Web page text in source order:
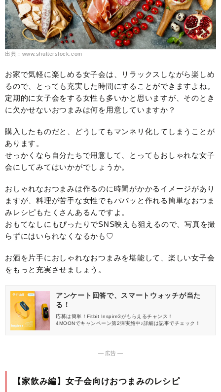
出典：www.shutterstock.com
お家で気軽に楽しめる女子会は、リラックスしながら楽しめ
るので、とっても充実した時間にすることができますよね。
定期的に女子会をする女性も多いかと思いますが、そのとき
に欠かせないおつまみは何を用意していますか？
購入したものだと、どうしてもマンネリ化してしまうことが
あります。
せっかくなら自分たちで用意して、とってもおしゃれな女子
会にしてみてはいかがでしょうか。
おしゃれなおつまみは作るのに時間がかかるイメージがあり
ますが、料理が苦手な女性でもパパッと作れる簡単なおつま
みレシピもたくさんあるんですよ。
おもてなしにもぴったりでSNS映えも狙えるので、写真を撮
らずにはいられなくなるかも♡
お酒を片手におしゃれなおつまみを堪能して、楽しい女子会
をもっと充実させましょう。
アンケート回答で、スマートウォッチが当た
る！
応募は簡単！Fitbit Inspire3がもらえるチャンス！
4MOONでキャンペーン第2弾実施中♪詳細は記事でチェック！
― 広告 ―
【家飲み編】女子会向けおつまみのレシピ